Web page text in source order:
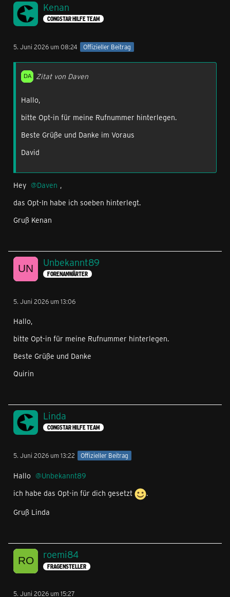
Kenan
CONGSTAR HILFE TEAM
5. Juni 2026 um 08:24 Offizieller Beitrag
Zitat von Daven
Hallo,
bitte Opt-in für meine Rufnummer hinterlegen.
Beste Grüße und Danke im Voraus
David
Hey Daven ,
das Opt-In habe ich soeben hinterlegt.
Gruß Kenan
Unbekannt89
FORENANWÄRTER
5. Juni 2026 um 13:06
Hallo,
bitte Opt-in für meine Rufnummer hinterlegen.
Beste Grüße und Danke
Quirin
Linda
CONGSTAR HILFE TEAM
5. Juni 2026 um 13:22 Offizieller Beitrag
Hallo
Unbekannt89
ich habe das Opt-in für dich gesetzt
.
Gruß Linda
roemi84
FRAGENSTELLER
5. Juni 2026 um 15:27